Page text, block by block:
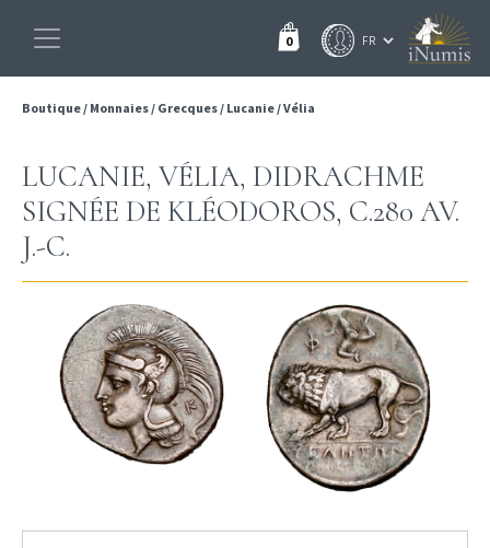
0
Boutique/ Monnaies/ Grecques/ Lucanie/Vélia
LUCANIE, VÉLIA, DIDRACHME
SIGNÉE DE KLÉODOROS, C.280 AV.
J.-C.